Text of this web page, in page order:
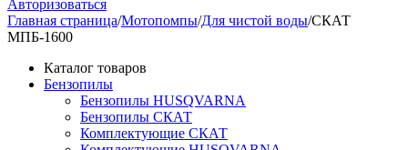
Авторизоваться
Главная страница/Мотопомпы/Для чистой воды/СКАТ
МПБ-1600
Каталог товаров
Бензопилы
Бензопилы HUSQVARNA
Бензопилы СКАТ
Комплектующие СКАТ